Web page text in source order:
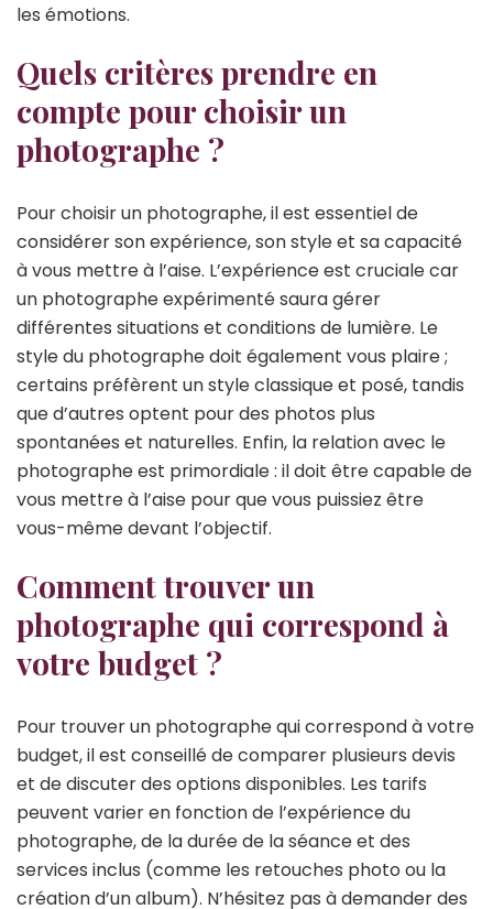
les émotions.
Quels critères prendre en
compte pour choisir un
photographe ?
Pour choisir un photographe, il est essentiel de
considérer son expérience, son style et sa capacité
à vous mettre à l’aise. L’expérience est cruciale car
un photographe expérimenté saura gérer
différentes situations et conditions de lumière. Le
style du photographe doit également vous plaire ;
certains préfèrent un style classique et posé, tandis
que d’autres optent pour des photos plus
spontanées et naturelles. Enfin, la relation avec le
photographe est primordiale : il doit être capable de
vous mettre à l’aise pour que vous puissiez être
vous-même devant l’objectif.
Comment trouver un
photographe qui correspond à
votre budget ?
Pour trouver un photographe qui correspond à votre
budget, il est conseillé de comparer plusieurs devis
et de discuter des options disponibles. Les tarifs
peuvent varier en fonction de l’expérience du
photographe, de la durée de la séance et des
services inclus (comme les retouches photo ou la
création d’un album). N’hésitez pas à demander des